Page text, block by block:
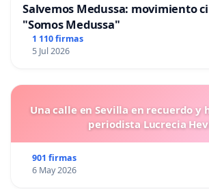
Salvemos Medussa: movimiento
"Somos Medussa"
1 110 firmas
5 Jul 2026
Una calle en Sevilla en recuerdo y
periodista Lucrecia
901 firmas
6 May 2026